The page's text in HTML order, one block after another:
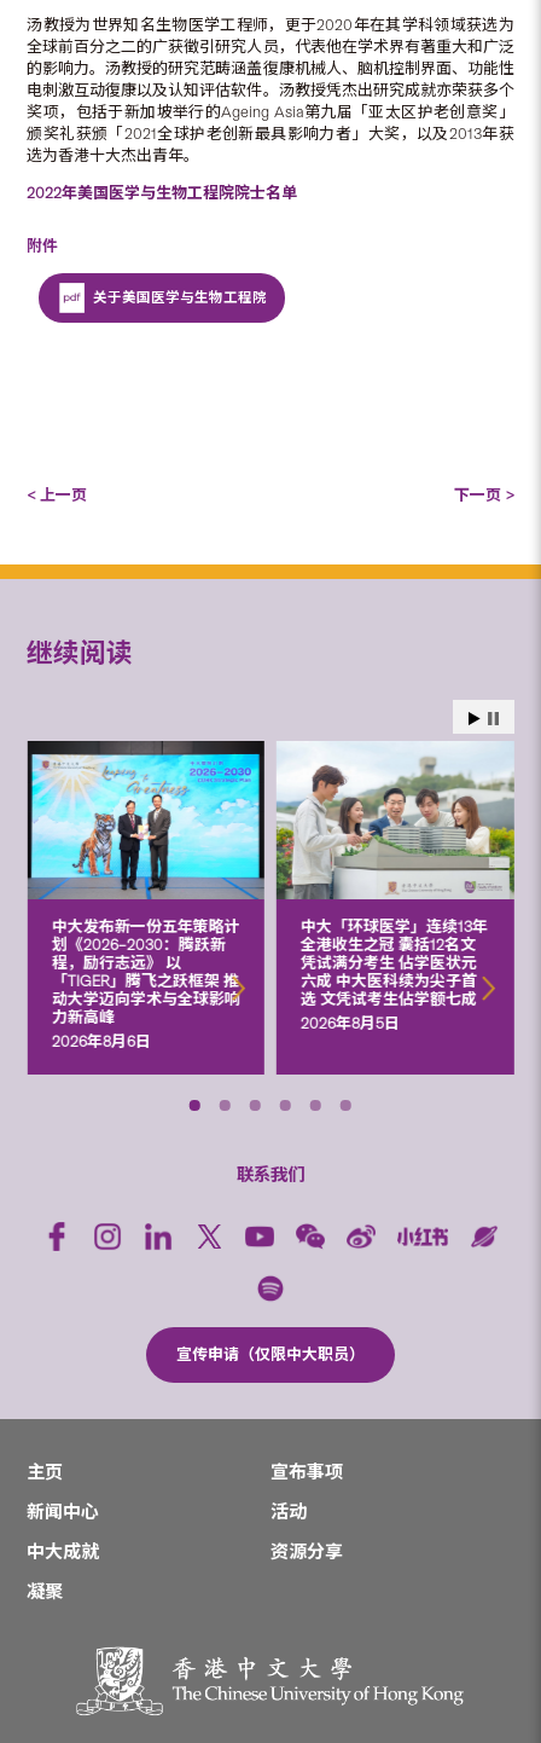
汤教授为世界知名生物医学工程师，更于2020年在其学科领域获选为
全球前百分之二的广获徵引研究人员，代表他在学术界有著重大和广泛
的影响力。汤教授的研究范畴涵盖復康机械人、脑机控制界面、功能性
电刺激互动復康以及认知评估软件。汤教授凭杰出研究成就亦荣获多个
奖项，包括于新加坡举行的Ageing Asia第九届「亚太区护老创意奖」
颁奖礼获颁「2021全球护老创新最具影响力者」大奖，以及2013年获
选为香港十大杰出青年。
2022年美国医学与生物工程院院士名单
附件
关于美国医学与生物工程院
< 上一页 下一页 >
继续阅读
中大发布新一份五年策略计
划《2026‒2030：腾跃新
程，励行志远》 以
「TIGER」腾飞之跃框架 推
动大学迈向学术与全球影响
力新高峰
2026年8月6日
中大「环球医学」连续13年
全港收生之冠 囊括12名文
凭试满分考生 佔学医状元
六成 中大医科续为尖子首
选 文凭试考生佔学额七成
2026年8月5日
联系我们
宣传申请（仅限中大职员）
主页
宣布事项
新闻中心
活动
中大成就
资源分享
凝聚